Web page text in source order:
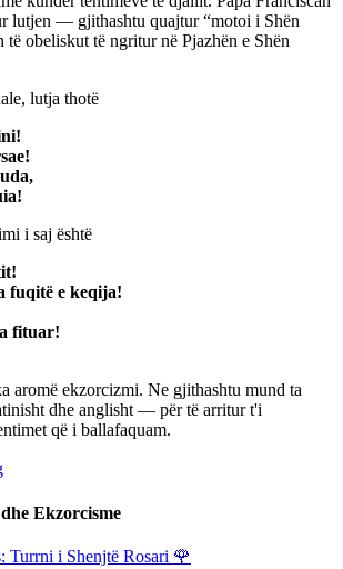
lutjen — gjithashtu quajtur “motoi i Shën
obeliskut të ngritur në Pjazhën e Shën
lutja thotë
i saj është
fuqitë e keqija!
fituar!
aromë ekzorcizmi. Ne gjithashtu mund ta
dhe anglisht — për të arritur t'i
që i ballafaquam.
Ekzorcisme
Turrni i Shenjtë Rosari 🌹